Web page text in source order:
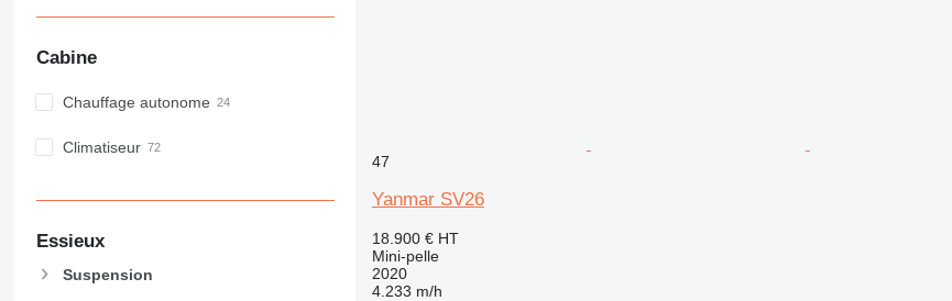
Cabine
Chauffage autonome
Climatiseur
Essieux
Suspension
47
Yanmar SV26
18.900 € HT
Mini-pelle
2020
4.233 m/h